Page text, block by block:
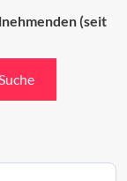
(seit